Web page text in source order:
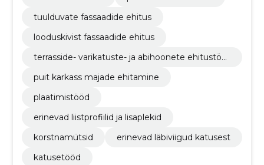
tuulduvate fassaadide ehitus
looduskivist fassaadide ehitus
terrasside- varikatuste- ja abihoonete ehitustöö
puit karkass majade ehitamine
plaatimistööd
erinevad liistprofiilid ja lisaplekid
korstnamütsid
erinevad läbiviigud katusest
katusetööd